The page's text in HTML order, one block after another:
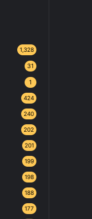
1,328
31
1
424
240
202
201
199
198
188
177